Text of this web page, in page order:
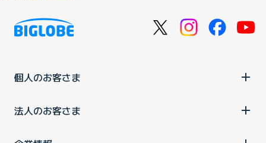
個人のお客さま
法人のお客さま